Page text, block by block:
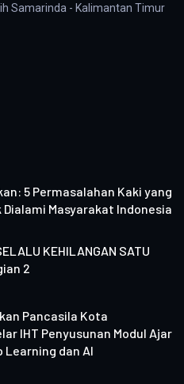
Samarinda - Kalimantan Timur
5 Permasalahan Kaki yang
Dialami Masyarakat Indonesia
KEHILANGAN SATU
2
Pancasila Kota
IHT Penyusunan Modul Ajar
Learning dan AI